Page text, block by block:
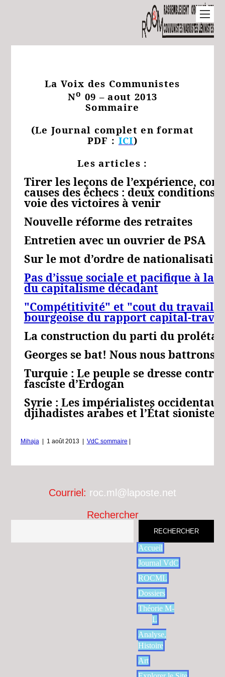
La Voix des Communistes
No 09 – aout 2013
Sommaire
(Le Journal complet en format
PDF : ICI)
Les articles :
Tirer les leçons de l’expérience,
causes des échecs : deux conditions
voie des victoires à venir
Nouvelle réforme des retraites
Entretien avec un ouvrier de PSA
Sur le mot d’ordre de
Pas d’issue sociale et pacifique à la
du capitalisme décadant
"Compétitivité" et "cout du travail"
bourgeoise du rapport capital-
La construction du parti du
Georges se bat! Nous nous battrons
Turquie : Le peuple se dresse
fasciste d’Erdogan
Syrie : Les impérialistes
djihadistes arabes et l’État sioniste
Mihaja 1 août 2013 VdC sommaire
Courriel: roc.ml@laposte.net
Rechercher
RECHERCHER
Accueil
Journal VdC
ROCML
Dossiers
Théorie M-
L
Analyse,
Histoire
Art